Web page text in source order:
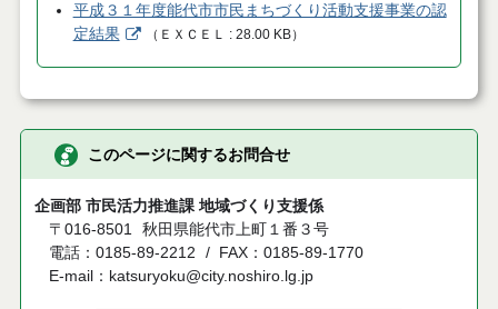
平成３１年度能代市市民まちづくり活動支援事業の認
定結果
（ ＥＸＣＥＬ 28.00 KB）
このページに関するお問合せ
企画部 市民活力推進課 地域づくり支援係
〒016-8501 秋田県能代市上町１番３号
電話：0185-89-2212
FAX：0185-89-1770
E-mail：katsuryoku@city.noshiro.lg.jp